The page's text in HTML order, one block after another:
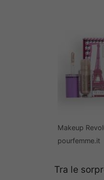
Makeup
pourfemme.it
Tra le